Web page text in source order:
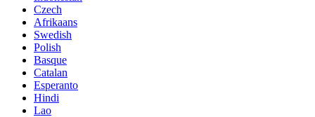
Czech
Afrikaans
Swedish
Polish
Basque
Catalan
Esperanto
Hindi
Lao